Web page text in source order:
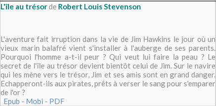
L'île au trésorde Robert Louis Stevenson
L'aventure fait irruption dans la vie de Jim Hawkins le jour où un
vieux marin balafré vient s'installer à l'auberge de ses parents.
Pourquoi l'homme a-t-il peur ? Qui veut lui faire la peau ? Le
secret de l'île au trésor devient bientôt celui de Jim. Sur le navire
qui les mène vers le trésor, Jim et ses amis sont en grand danger.
Echapperont-ils aux pirates, prêts à verser le sang pour s'emparer
de l'or ?
Epub - Mobi - PDF